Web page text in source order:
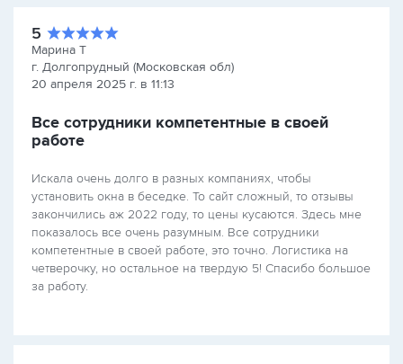
5
Марина Т
г. Долгопрудный (Московская обл)
20 апреля 2025 г. в 11:13
Все сотрудники компетентные в своей
работе
Искала очень долго в разных компаниях, чтобы
установить окна в беседке. То сайт сложный, то отзывы
закончились аж 2022 году, то цены кусаются. Здесь мне
показалось все очень разумным. Все сотрудники
компетентные в своей работе, это точно. Логистика на
четверочку, но остальное на твердую 5! Спасибо большое
за работу.